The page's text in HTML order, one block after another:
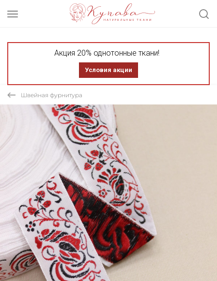
Акция 20% однотонные ткани!
Условия акции
Швейная фурнитура